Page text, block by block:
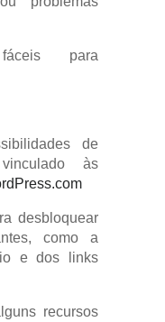
para
de
às
desbloquear
como a
e dos links
recursos